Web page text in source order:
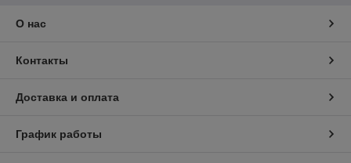
О нас
Контакты
Доставка и оплата
График работы